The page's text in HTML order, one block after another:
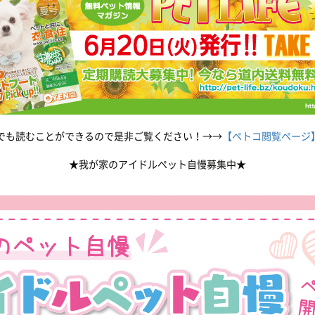
も読むことができるので是非ご覧ください！→→【ペトコ閲覧ページ
★我が家のアイドルペット自慢募集中★